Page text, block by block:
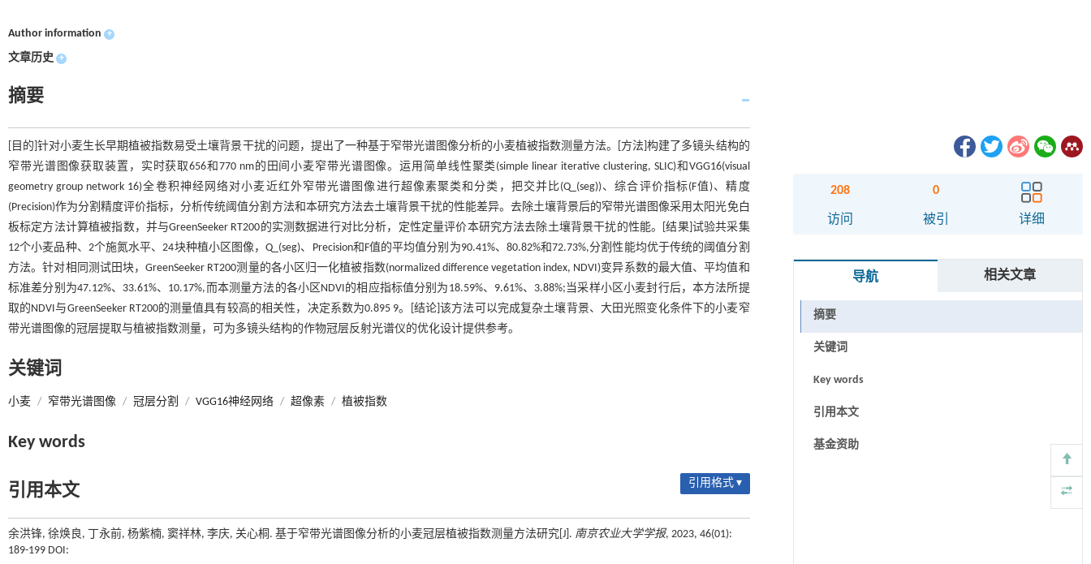
Author information +
文章历史 +
摘要
[目的]针对小麦生长早期植被指数易受土壤背景干扰的问题，提出了一种基于窄带光谱图像分析的小麦植被指数测量方法。[方法]构建了多镜头结构的
窄带光谱图像获取装置，实时获取656和770 nm的田间小麦窄带光谱图像。运用简单线性聚类(simple linear iterative clustering, SLIC)和VGG16(visual
geometry group network 16)全卷积神经网络对小麦近红外窄带光谱图像进行超像素聚类和分类，把交并比(Q_(seg))、综合评价指标(F值)、精度
(Precision)作为分割精度评价指标，分析传统阈值分割方法和本研究方法去土壤背景干扰的性能差异。去除土壤背景后的窄带光谱图像采用太阳光免白
板标定方法计算植被指数，并与GreenSeeker RT200的实测数据进行对比分析，定性定量评价本研究方法去除土壤背景干扰的性能。[结果]试验共采集
12个小麦品种、2个施氮水平、24块种植小区图像，Q_(seg)、Precision和F值的平均值分别为90.41%、80.82%和72.73%,分割性能均优于传统的阈值分割
方法。针对相同测试田块，GreenSeeker RT200测量的各小区归一化植被指数(normalized difference vegetation index, NDVI)变异系数的最大值、平均值和
标准差分别为47.12%、33.61%、10.17%,而本测量方法的各小区NDVI的相应指标值分别为18.59%、9.61%、3.88%;当采样小区小麦封行后，本方法所提
取的NDVI与GreenSeeker RT200的测量值具有较高的相关性，决定系数为0.895 9。[结论]该方法可以完成复杂土壤背景、大田光照变化条件下的小麦窄
带光谱图像的冠层提取与植被指数测量，可为多镜头结构的作物冠层反射光谱仪的优化设计提供参考。
关键词
小麦 / 窄带光谱图像 / 冠层分割 / VGG16神经网络 / 超像素 / 植被指数
Key words
引用本文 引用格式 ▾
余洪锋, 徐焕良, 丁永前, 杨紫楠, 窦祥林, 李庆, 关心桐. 基于窄带光谱图像分析的小麦冠层植被指数测量方法研究[J]. 南京农业大学学报, 2023, 46(01):
189-199 DOI:
208
访问
0
被引 详细
导航 相关文章
摘要
关键词
Key words
引用本文
基金资助